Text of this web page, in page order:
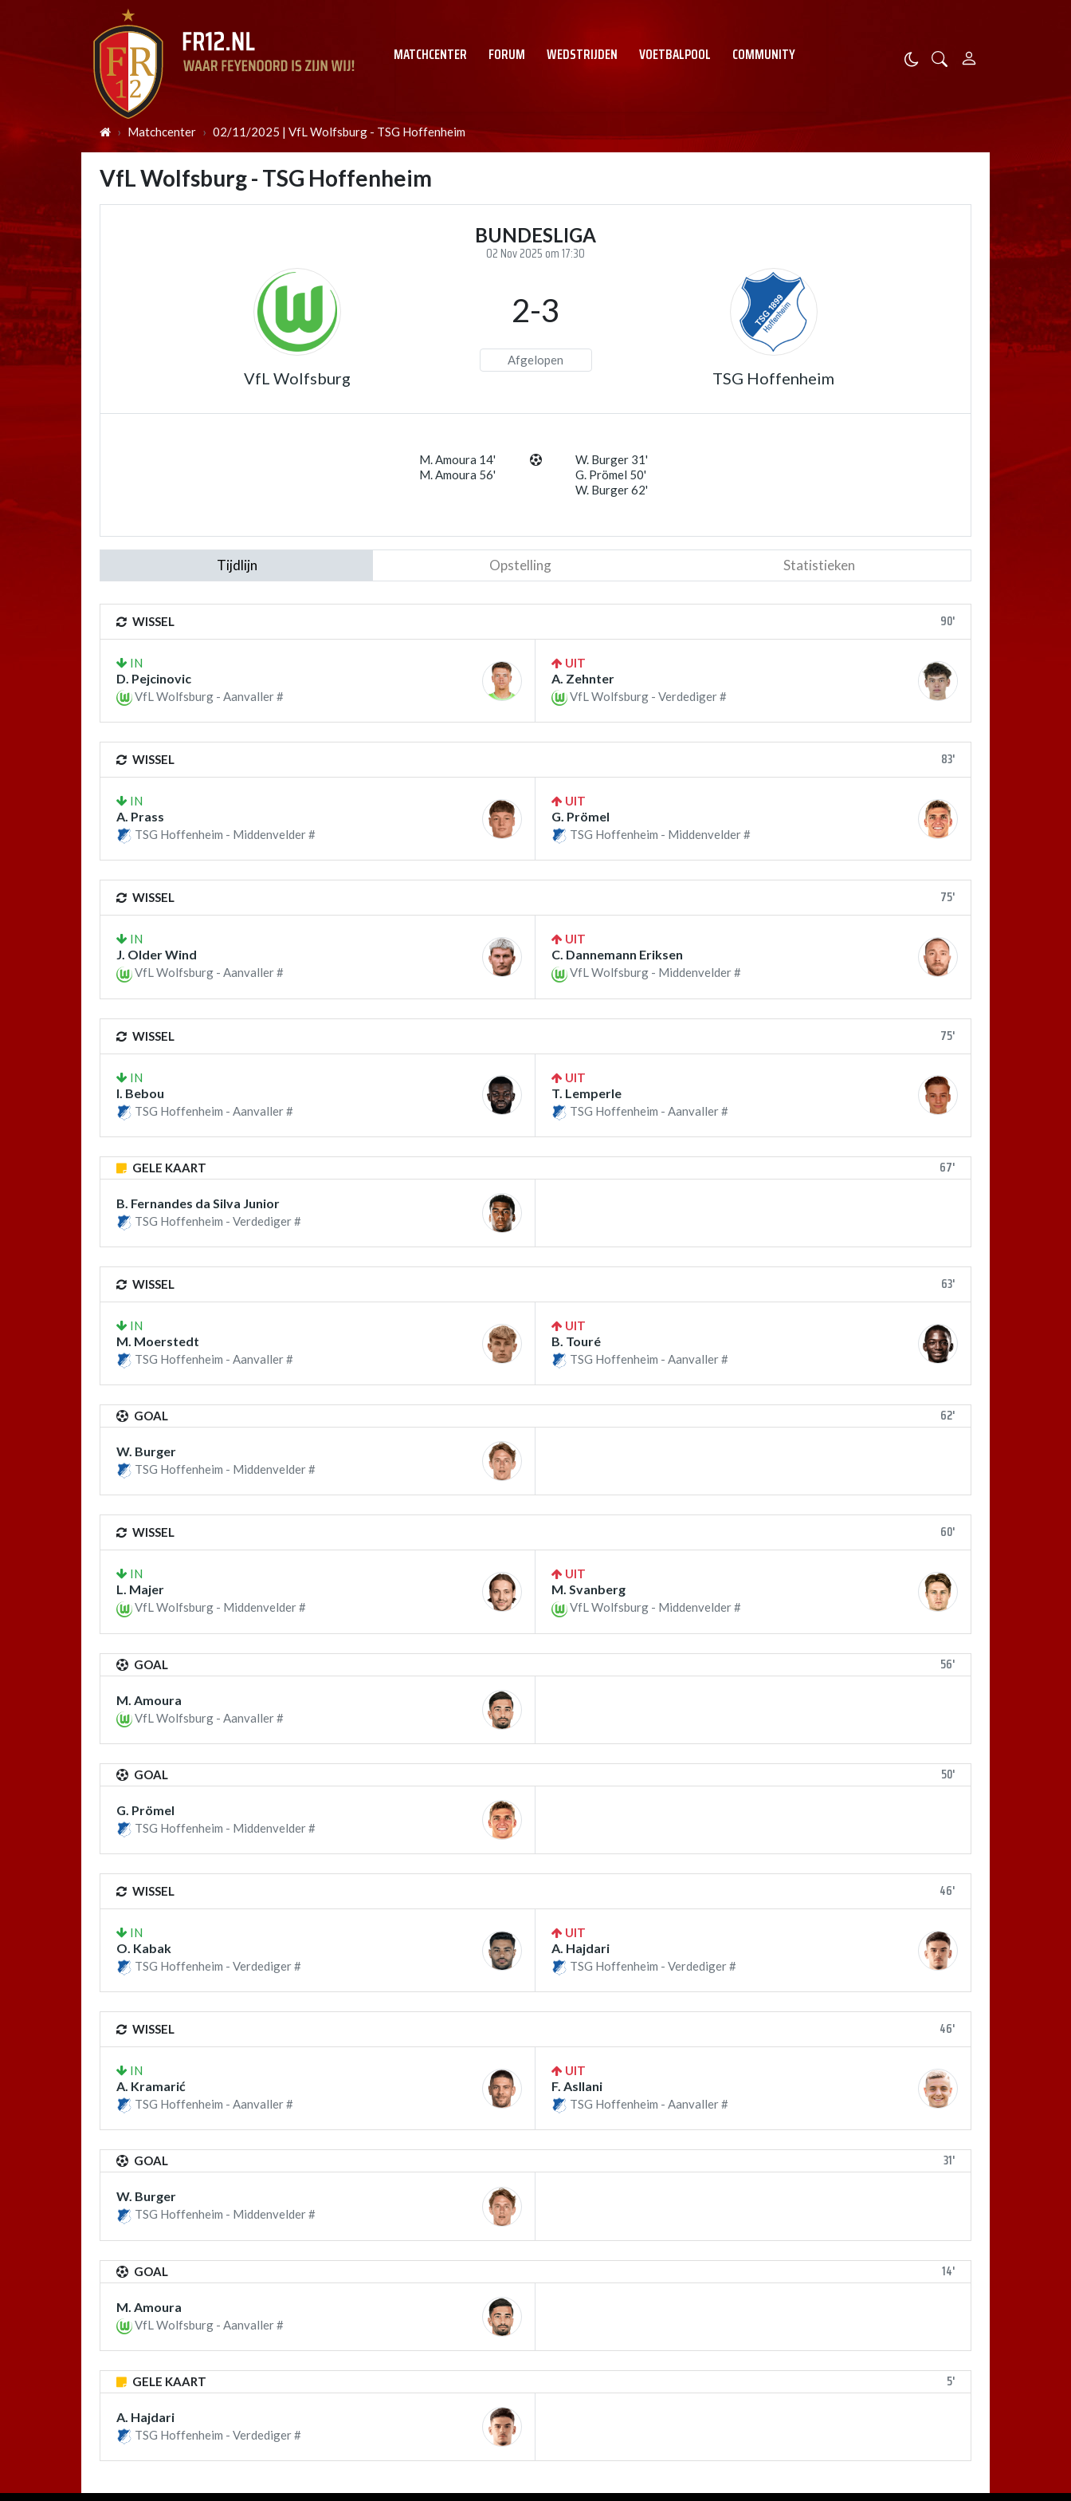
MATCHCENTER FORUM WEDSTRIJDEN VOETBALPOOL COMMUNITY
Matchcenter 02/11/2025 | VfL Wolfsburg - TSG Hoffenheim
VfL Wolfsburg - TSG Hoffenheim
BUNDESLIGA
02 Nov 2025 om 17:30
VfL Wolfsburg
2-3
Afgelopen
TSG Hoffenheim
M. Amoura 14'
M. Amoura 56'
W. Burger 31'
G. Prömel 50'
W. Burger 62'
Tijdlijn Opstelling Statistieken
WISSEL 90'
IN
D. Pejcinovic
VfL Wolfsburg - Aanvaller #
UIT
A. Zehnter
VfL Wolfsburg - Verdediger #
WISSEL 83'
IN
A. Prass
TSG Hoffenheim - Middenvelder #
UIT
G. Prömel
TSG Hoffenheim - Middenvelder #
WISSEL 75'
IN
J. Older Wind
VfL Wolfsburg - Aanvaller #
UIT
C. Dannemann Eriksen
VfL Wolfsburg - Middenvelder #
WISSEL 75'
IN
I. Bebou
TSG Hoffenheim - Aanvaller #
UIT
T. Lemperle
TSG Hoffenheim - Aanvaller #
GELE KAART 67'
B. Fernandes da Silva Junior
TSG Hoffenheim - Verdediger #
WISSEL 63'
IN
M. Moerstedt
TSG Hoffenheim - Aanvaller #
UIT
B. Touré
TSG Hoffenheim - Aanvaller #
GOAL 62'
W. Burger
TSG Hoffenheim - Middenvelder #
WISSEL 60'
IN
L. Majer
VfL Wolfsburg - Middenvelder #
UIT
M. Svanberg
VfL Wolfsburg - Middenvelder #
GOAL 56'
M. Amoura
VfL Wolfsburg - Aanvaller #
GOAL 50'
G. Prömel
TSG Hoffenheim - Middenvelder #
WISSEL 46'
IN
O. Kabak
TSG Hoffenheim - Verdediger #
UIT
A. Hajdari
TSG Hoffenheim - Verdediger #
WISSEL 46'
IN
A. Kramarić
TSG Hoffenheim - Aanvaller #
UIT
F. Asllani
TSG Hoffenheim - Aanvaller #
GOAL 31'
W. Burger
TSG Hoffenheim - Middenvelder #
GOAL 14'
M. Amoura
VfL Wolfsburg - Aanvaller #
GELE KAART 5'
A. Hajdari
TSG Hoffenheim - Verdediger #